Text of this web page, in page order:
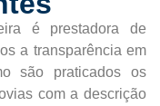
é prestadora de
a transparência em
são praticados os
com a descrição